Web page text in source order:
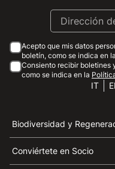
Acepto que mis datos
boletín, como se indica en la
Consiento recibir boletines
como se indica en la
IT
Biodiversidad y
Conviértete en Socio